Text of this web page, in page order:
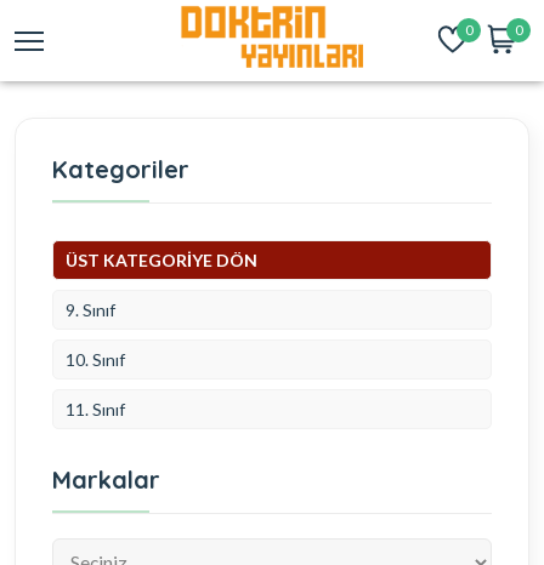
0 0
Kategoriler
ÜST KATEGORİYE DÖN
9. Sınıf
10. Sınıf
11. Sınıf
Markalar